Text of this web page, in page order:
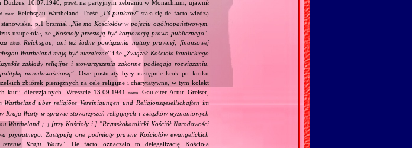
10.07.1940, prawd. na partyjnym zebraniu w Monachium, ujawnił
niem. Reichsgau Wartheland. Treść „ 13 punktów” stała się de facto wiedzą
p.1 brzmiał „ Nie ma Kościołów w pojęciu ogólnopaństwowym,
uzupełniał, ze „ Kościoły przestają być korporacją prawa publicznego”.
niem.
Reichsgau, ani też żadne powiązania natury prawnej, finansowej
Wartheland mają być niezależne” i że „Związek Kościoła katolickiego
zakłady religijne i stowarzyszenia zakonne podlegają rozwiązaniu,
narodowościową”. Owe postulaty były następnie krok po kroku
zbiórek pieniężnych na cele religijne i charytatywne, w tym kolekt
kurii diecezjalnych. Wreszcie 13.09.1941niem.
Gauleiter Artur Greiser,
Wartheland über religiöse Vereinigungen und Religionsgesellschaften im
Kraju Warty w sprawie stowarzyszeń religijnych i związków wyznaniowych
Wartheland[…]
[trzy Kościoły i ] "Rzymskokatolicki Kościół Narodowości
Zastępują one podmioty prawne Kościołów ewangelickich
Kraju Warty”. De facto oznaczało to delegalizację Kościoła